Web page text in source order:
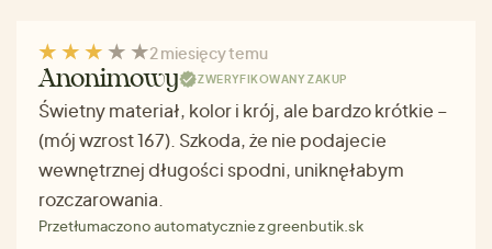
2 miesięcy temu
Anonimowy ZWERYFIKOWANY ZAKUP
Świetny materiał, kolor i krój, ale bardzo krótkie –
(mój wzrost 167). Szkoda, że nie podajecie
wewnętrznej długości spodni, uniknęłabym
rozczarowania.
Przetłumaczono automatycznie z greenbutik.sk